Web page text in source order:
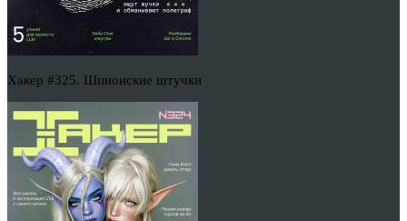
Хакер #325. Шпионские штучки